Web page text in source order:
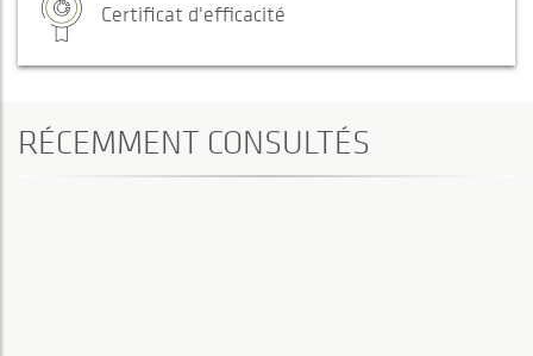
Certificat d'efficacité
RÉCEMMENT CONSULTÉS